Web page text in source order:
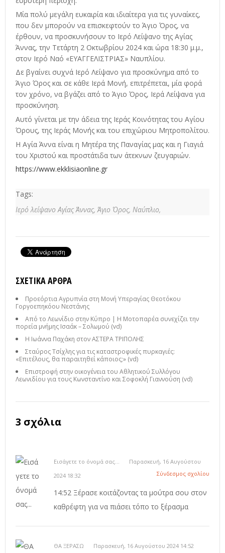
Μία πολύ μεγάλη ευκαιρία και ιδιαίτερα για τις γυναίκες,
που δεν μπορούν να επισκεφτούν το Άγιο Όρος, να
έρθουν, να προσκυνήσουν το Ιερό Λείψανο της Αγίας
Άννας, την Τετάρτη 2 Οκτωβρίου 2024 και ώρα 18:30 μ.μ.,
στον Ιερό Ναό «ΕΥΑΓΓΕΛΙΣΤΡΙΑΣ» Ναυπλίου.
Δε βγαίνει συχνά Ιερό Λείψανο για προσκύνημα από το
Άγιο Όρος και σε κάθε Ιερά Μονή, επιτρέπεται, μία φορά
τον χρόνο, να βγάζει από το Άγιο Όρος, Ιερά Λείψανα για
προσκύνηση.
Αυτό γίνεται με την άδεια της Ιεράς Κοινότητας του Αγίου
Όρους, της Ιεράς Μονής και του επιχώριου Μητροπολίτου.
Η Αγία Άννα είναι η Μητέρα της Παναγίας μας και η Γιαγιά
του Χριστού και προστάτιδα των άτεκνων ζευγαριών.
https://www.ekklisiaonline.gr
Tags:
Ιερό λείψανο Αγίας Άννας,Άγιο Όρος, Ναύπλιο,
ΣΧΕΤΙΚΆ ΆΡΘΡΑ
Προεόρτια Αγρυπνία στη Μονή Υπεραγίας Θεοτόκου
Γοργοεπηκόου Νεστάνης
Από το Λεωνίδιο στην Κύπρο | Η Μοτοπαρέα συνεχίζει την
πορεία μνήμης Ισαάκ – Σολωμού (vd)
Η Ιωάννα Παχάκη στον ΑΣΤΕΡΑ ΤΡΙΠΟΛΗΣ
Σταύρος Τσίχλης για τις καταστροφικές πυρκαγιές:
«Επιτέλους, θα παραιτηθεί κάποιος;» (vd)
Επιστροφή στην οικογένεια του Αθλητικού Συλλόγου
Λεωνιδίου για τους Κωνσταντίνο και Σοφοκλή Γιαννούση (vd)
3 σχόλια
Εισάγετε το όνομά σας...
Παρασκευή, 16 Αυγούστου
2024 18:32
Σύνδεσμος σχολίου
14:52 Ξέρασε κοιτάζοντας τα μούτρα σου στον
καθρέφτη για να πιάσει τόπο το ξέρασμα
ΘΑ ΞΕΡΑΣΩ
Παρασκευή, 16 Αυγούστου 2024 14:52